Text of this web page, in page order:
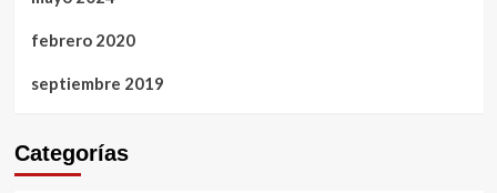
febrero 2020
septiembre 2019
Categorías